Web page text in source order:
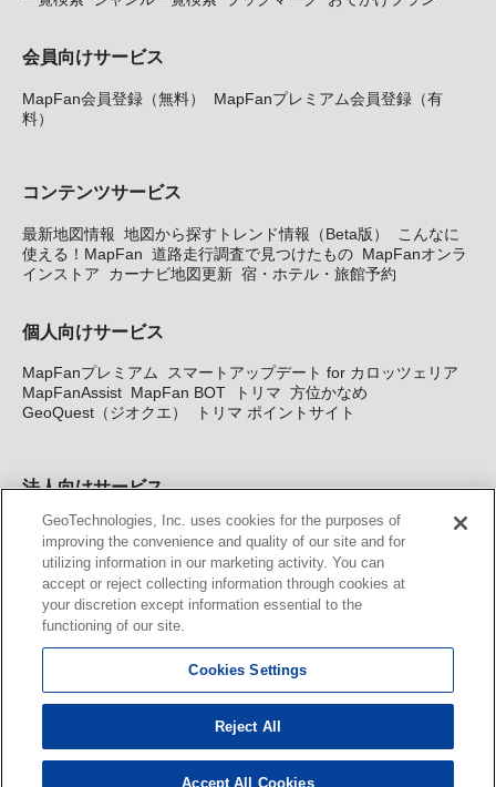
会員向けサービス
MapFan会員登録（無料）
MapFanプレミアム会員登録（有
料）
コンテンツサービス
最新地図情報 地図から探すトレンド情報（Beta版）
こんなに
使える！MapFan 道路走行調査で見つけたもの MapFanオンラ
インストア
カーナビ地図更新 宿・ホテル・旅館予約
個人向けサービス
MapFanプレミアム
スマートアップデート for カロッツェリア
MapFanAssist MapFan BOT トリマ 方位かなめ
GeoQuest（ジオクエ）
トリマ ポイントサイト
法人向けサービス
法人向け地図・位置情報サービス WEBサイト・システム向け地
図API Windows PC向け地図開発キット MapFan DB 住所確認
サービス
MAP WORLD+ トリマ広告 Geo-Research
カーナビ地図更新サービス
MapFan スマートメンバーズ
KENWOOD MapFan Club
GeoTechnologies, Inc. uses cookies for the purposes of
improving the convenience and quality of our site and for
utilizing information in our marketing activity. You can
accept or reject collecting information through cookies at
your discretion except information essential to the
functioning of our site.
Cookies Settings
Reject All
Accept All Cookies